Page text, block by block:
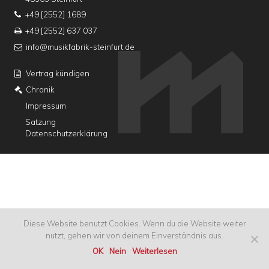
+49 [2552] 1689
+49 [2552] 637 037
info@musikfabrik-steinfurt.de
Vertrag kündigen
Chronik
Impressum
Satzung
Datenschutzerklärung
Diese Website benutzt Cookies. Wenn du die Website weiter
nutzt, gehen wir von deinem Einverständnis aus.
OK
Nein Weiterlesen